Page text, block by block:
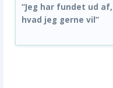
“Jeg har fundet ud af,
hvad jeg gerne vil”